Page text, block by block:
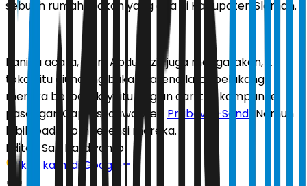
sebuah rumah makan yang ada di Kabupaten Sleman.
Panitia acara, Jibril Abdul Aziz juga mengatakan, 2
tokoh itu diundang bukan karena latar belakang
mereka berpolitik, yaitu bagian dari tim kampanye
pasangan Capres-cawapres, Prabowo-Sandi . Namun
lebih pada kompetensi mereka.
Editor: Sari Hardiyanto
Ikuti kami di Google